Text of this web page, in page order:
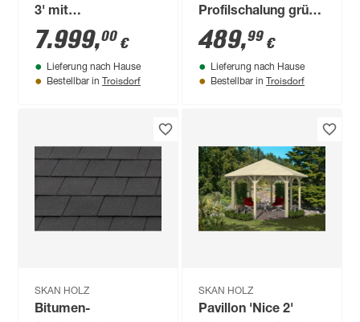
3' mit
Anbauschuppen
fichtefarben 420 x
560 cm
7.999,00 €
Lieferung nach Hause
Bestellbar in Troisdorf
Profilschalung grün
imprägniert 363 x
200cm
489,99 €
Lieferung nach Hause
Bestellbar in Troisdorf
SKAN HOLZ
Bitumen-
SKAN HOLZ
Pavillon 'Nice 2'